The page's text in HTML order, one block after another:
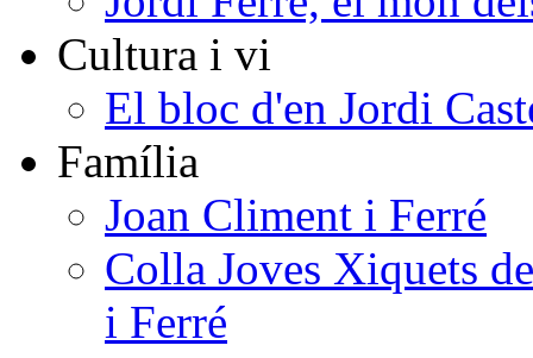
Cultura i vi
El bloc d'en Jordi
Família
Joan Climent i Ferré
Colla Joves Xiquets
i Ferré